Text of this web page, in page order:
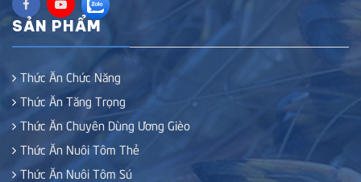
SẢN PHẨM
Thức Ăn Chức Năng
Thức Ăn Tăng Trọng
Thức Ăn Chuyên Dùng Ương Gièo
Thức Ăn Nuôi Tôm Thẻ
Thức Ăn Nuôi Tôm Sú